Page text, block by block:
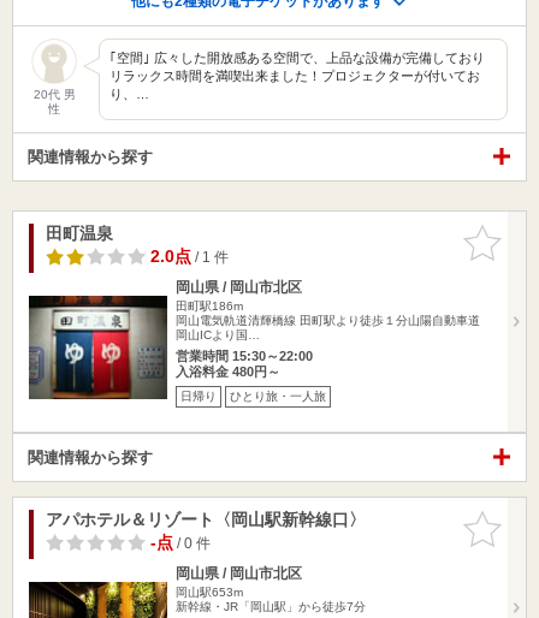
20代 男
性
｢空間｣ 広々した開放感ある空間で、上品な設備が完備しており
リラックス時間を満喫出来ました！プロジェクターが付いてお
り、…
関連情報から探す
お気に入
りに追加
田町温泉
2.0点/ 1 件
岡山県 / 岡山市北区
田町駅186m
岡山電気軌道清輝橋線 田町駅より徒歩１分山陽自動車道
岡山ICより国…
営業時間 15:30～22:00
入浴料金 480円～
日帰り ひとり旅・一人旅
関連情報から探す
お気に入
りに追加
アパホテル＆リゾート〈岡山駅新幹線口〉
-点/ 0 件
岡山県 / 岡山市北区
岡山駅653m
新幹線・JR「岡山駅」から徒歩7分